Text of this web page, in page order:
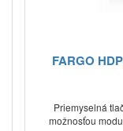
FARGO
Priemyselná
možnosťou